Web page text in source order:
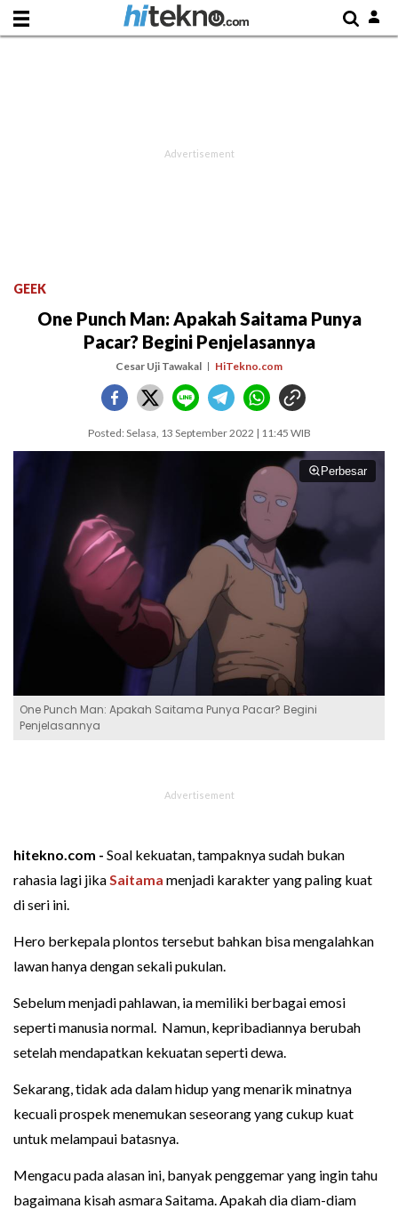
GEEK
One Punch Man: Apakah Saitama Punya
Pacar? Begini Penjelasannya
Cesar Uji Tawakal HiTekno.com
Posted: Selasa, 13 September 2022 | 11:45 WIB
Perbesar
One Punch Man: Apakah Saitama Punya Pacar? Begini
Penjelasannya
hitekno.com - Soal kekuatan, tampaknya sudah bukan
rahasia lagi jikaSaitama menjadi karakter yang paling kuat
di seri ini.
Hero berkepala plontos tersebut bahkan bisa mengalahkan
lawan hanya dengan sekali pukulan.
Sebelum menjadi pahlawan, ia memiliki berbagai emosi
seperti manusia normal. Namun, kepribadiannya berubah
setelah mendapatkan kekuatan seperti dewa.
Sekarang, tidak ada dalam hidup yang menarik minatnya
kecuali prospek menemukan seseorang yang cukup kuat
untuk melampaui batasnya.
Mengacu pada alasan ini, banyak penggemar yang ingin tahu
bagaimana kisah asmara Saitama. Apakah dia diam-diam